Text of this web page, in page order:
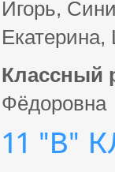
Игорь,
Классный
Фёдоровна
11 "В"